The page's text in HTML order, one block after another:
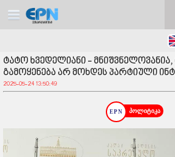
ტატო ხვედელიანი - მნიშვნელოვანია,
გამოყენება არ მოხდეს პარტიული
2025-05-24 13:50:49
პოლიტიკა